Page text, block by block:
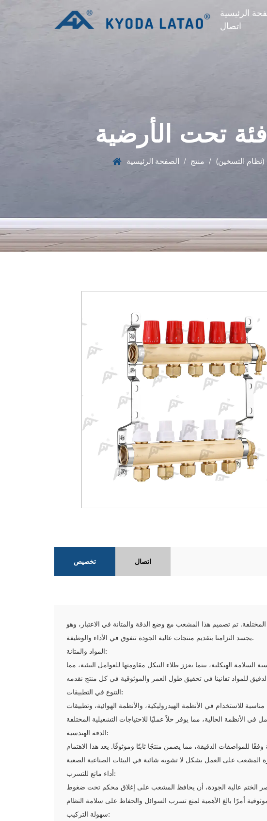
الرئيسية
اتصال
تحت الأرضية
الصفحة الرئيسية / منتج / (نظام التسخين)
تخصيص اتصال
تم تصميم هذا المشعب مع وضع الدقة والمتانة في الاعتبار، وهو
يجسد التزامنا بتقديم منتجات عالية الجودة تتفوق في الأداء والوظيفة.
المواد والمتانة:
الهيكلية، بينما يعزز طلاء النيكل مقاومتها للعوامل البيئية، مما
التنوع في التطبيقات:
للاستخدام في الأنظمة الهيدروليكية، والأنظمة الهوائية، وتطبيقات
الدقة الهندسية:
للمواصفات الدقيقة، مما يضمن منتجًا ثابتًا وموثوقًا. يعد هذا الاهتمام
أداء مانع للتسرب:
الختم عالية الجودة، أن يحافظ المشعب على إغلاق محكم تحت ضغوط
سهولة التركيب: